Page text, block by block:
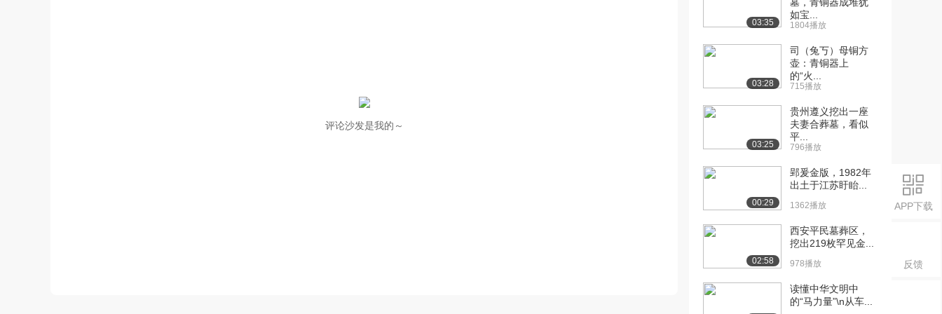
APP下载
反馈
评论沙发是我的～
03:35
如宝...
1804播放
03:28
司（兔丂）母铜方
壶：青铜器上
的“火...
715播放
03:25
贵州遵义挖出一座
夫妻合葬墓，看似
平...
796播放
00:29
郢爰金版，1982年
出土于江苏盱眙...
1362播放
02:58
西安平民墓葬区，
挖出219枚罕见金...
978播放
读懂中华文明中
的“马力量”\n从车...